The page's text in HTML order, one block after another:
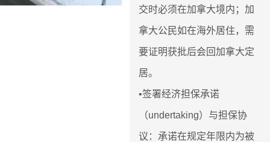
交时必须在加拿大境内；加
拿大公民如在海外居住，需
要证明获批后会回加拿大定
居。
•签署经济担保承诺
（undertaking）与担保协
议：承诺在规定年限内为被